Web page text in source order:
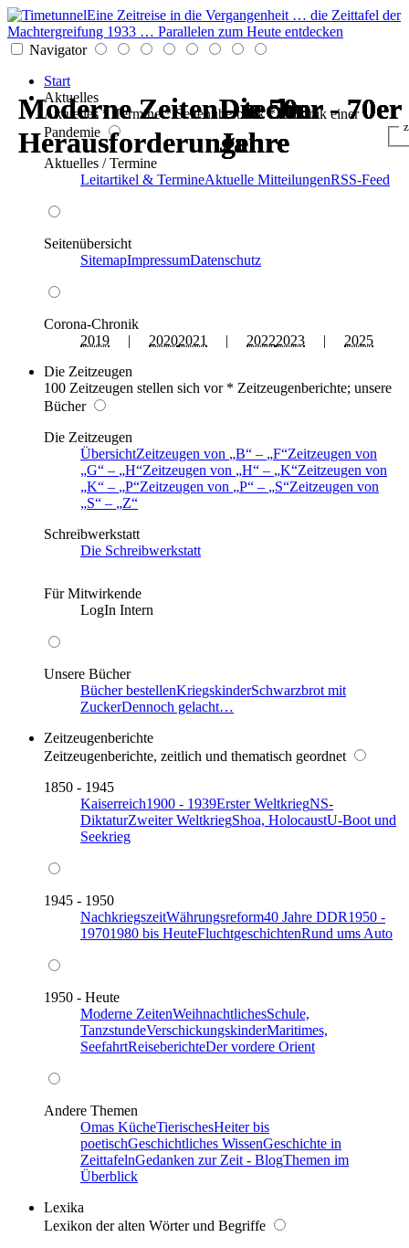
Eine Zeitreise in die Vergangenheit … die Zeittafel der
Machtergreifung 1933 … Parallelen zum Heute entdecken
Navigator
Start
Aktuelles
Aktuelles * Termine * Seitenüberblick * Chronik einer
Pandemie
Aktuelles / Termine
Leitartikel & TermineAktuelle MitteilungenRSS-Feed
Seitenübersicht
SitemapImpressumDatenschutz
Corona-Chronik
2019 | 20202021 | 20222023 | 2025
Die Zeitzeugen
100 Zeitzeugen stellen sich vor * Zeitzeugenberichte; unsere
Bücher
Die Zeitzeugen
ÜbersichtZeitzeugen von B – F Zeitzeugen von
G
– H Zeitzeugen von H – K Zeitzeugen von
K
– P Zeitzeugen von P – S Zeitzeugen von
S
–
Z
Schreibwerkstatt
Die Schreibwerkstatt
Für Mitwirkende
LogIn Intern
Unsere Bücher
Bücher bestellenKriegskinderSchwarzbrot mit
ZuckerDennoch gelacht…
Zeitzeugenberichte
Zeitzeugenberichte, zeitlich und thematisch geordnet
1850 - 1945
Kaiserreich1900 - 1939Erster WeltkriegNS-
DiktaturZweiter WeltkriegShoa, HolocaustU-Boot und
Seekrieg
1945 - 1950
NachkriegszeitWährungsreform40 Jahre DDR1950 -
19701980 bis HeuteFluchtgeschichtenRund ums Auto
1950 - Heute
Moderne ZeitenWeihnachtlichesSchule,
TanzstundeVerschickungskinderMaritimes,
SeefahrtReiseberichteDer vordere Orient
Andere Themen
Omas KücheTierischesHeiter bis
poetischGeschichtliches WissenGeschichte in
ZeittafelnGedanken zur Zeit - BlogThemen im
Überblick
Lexika
Lexikon der alten Wörter und Begriffe
Die 50er - 70er
Jahre
Moderne Zeiten - techn.
Herausforderungen
Die 50er - 70er
Jahre
Die 50er - 70er
Jahre
Moderne Zeiten - techn.
Herausforderungen
Die 50er - 70er
Jahre